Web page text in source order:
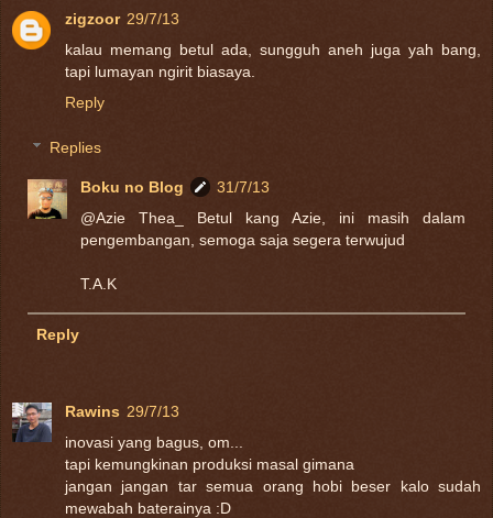
zigzoor 29/7/13
kalau memang betul ada, sungguh aneh juga yah bang,
tapi lumayan ngirit biasaya.
Reply
Replies
Boku no Blog
31/7/13
@Azie Thea_ Betul kang Azie, ini masih dalam
pengembangan, semoga saja segera terwujud
T.A.K
Reply
Rawins 29/7/13
inovasi yang bagus, om...
tapi kemungkinan produksi masal gimana
jangan jangan tar semua orang hobi beser kalo sudah
mewabah baterainya :D